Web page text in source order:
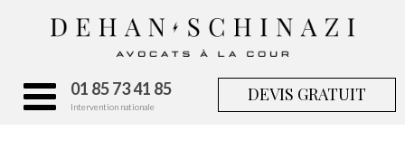
01 85 73 41 85
Intervention nationale
DEVIS GRATUIT